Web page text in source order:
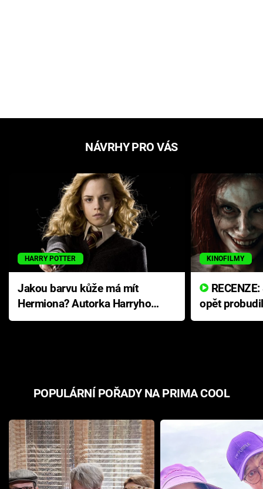
NÁVRHY PRO VÁS
HARRY POTTER
Jakou barvu kůže má mít
Hermiona? Autorka Harryho
Pottera přišla s ráznou
KINOFILMY
opět
přichází s
POPULÁRNÍ POŘADY NA PRIMA COOL